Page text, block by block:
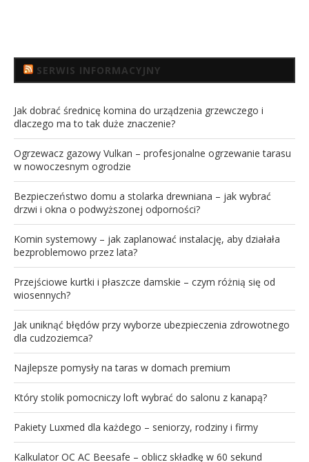
SERWIS INFORMACYJNY
Jak dobrać średnicę komina do urządzenia grzewczego i
dlaczego ma to tak duże znaczenie?
Ogrzewacz gazowy Vulkan – profesjonalne ogrzewanie tarasu
w nowoczesnym ogrodzie
Bezpieczeństwo domu a stolarka drewniana – jak wybrać
drzwi i okna o podwyższonej odporności?
Komin systemowy – jak zaplanować instalację, aby działała
bezproblemowo przez lata?
Przejściowe kurtki i płaszcze damskie – czym różnią się od
wiosennych?
Jak uniknąć błędów przy wyborze ubezpieczenia zdrowotnego
dla cudzoziemca?
Najlepsze pomysły na taras w domach premium
Który stolik pomocniczy loft wybrać do salonu z kanapą?
Pakiety Luxmed dla każdego – seniorzy, rodziny i firmy
Kalkulator OC AC Beesafe – oblicz składkę w 60 sekund